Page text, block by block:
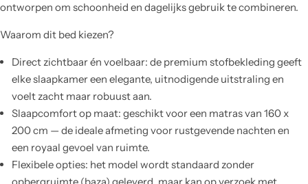
ontworpen om schoonheid en dagelijks gebruik te combineren.
Waarom dit bed kiezen?
Direct zichtbaar én voelbaar: de premium stofbekleding geeft
elke slaapkamer een elegante, uitnodigende uitstraling en
voelt zacht maar robuust aan.
Slaapcomfort op maat: geschikt voor een matras van 160 x
200 cm — de ideale afmeting voor rustgevende nachten en
een royaal gevoel van ruimte.
Flexibele opties: het model wordt standaard zonder